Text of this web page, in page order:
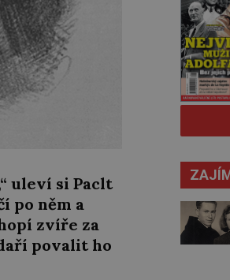
uleví si Paclt
po něm a
zvíře za
povalit ho